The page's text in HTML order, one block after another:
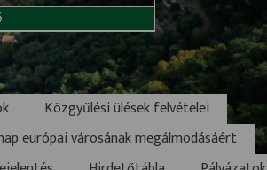
Közgyűlési ülések felvételei
európai városának megálmodásáért